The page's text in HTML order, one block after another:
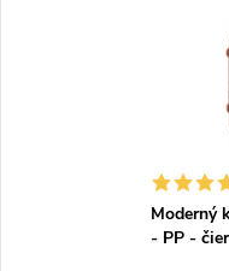
Moderný
- PP -